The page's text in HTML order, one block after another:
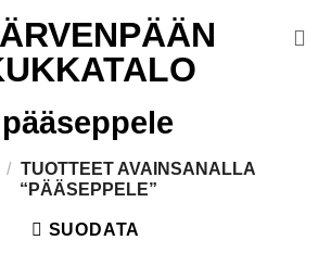
pääseppele
/ TUOTTEET AVAINSANALLA
“PÄÄSEPPELE”
SUODATA